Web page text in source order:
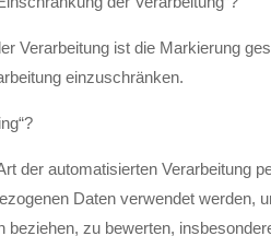
Verarbeitung ist die Markierung
einzuschränken.
der automatisierten Verarbeitung
Daten verwendet werden,
beziehen, zu bewerten,